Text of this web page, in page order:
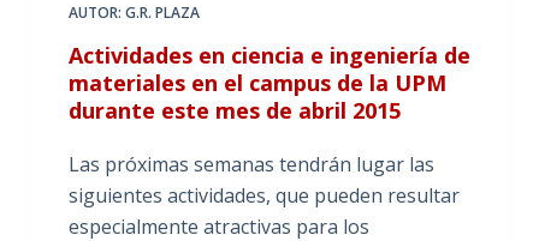
AUTOR: G.R. PLAZA
Actividades en ciencia e ingeniería de
materiales en el campus de la UPM
durante este mes de abril 2015
Las próximas semanas tendrán lugar las
siguientes actividades, que pueden resultar
especialmente atractivas para los